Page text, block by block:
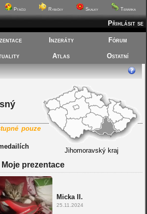
Ptáčci Rybičky Skalky Terárka
Přihlásit se
Inzeráty Fórum
Atlas
Ostatní
Jihomoravský kraj
pouze
Moje prezentace
Micka II.
25.11.2024